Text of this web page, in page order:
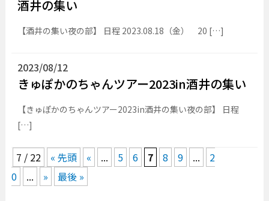
酒井の集い
【酒井の集い夜の部】 日程 2023.08.18（金） 20 […]
2023/08/12
きゅぽかのちゃんツアー2023in酒井の集い
【きゅぽかのちゃんツアー2023in酒井の集い夜の部】 日程
[…]
7 / 22 « 先頭 « ... 5 6 7 8 9 ...
2
0
... » 最後 »